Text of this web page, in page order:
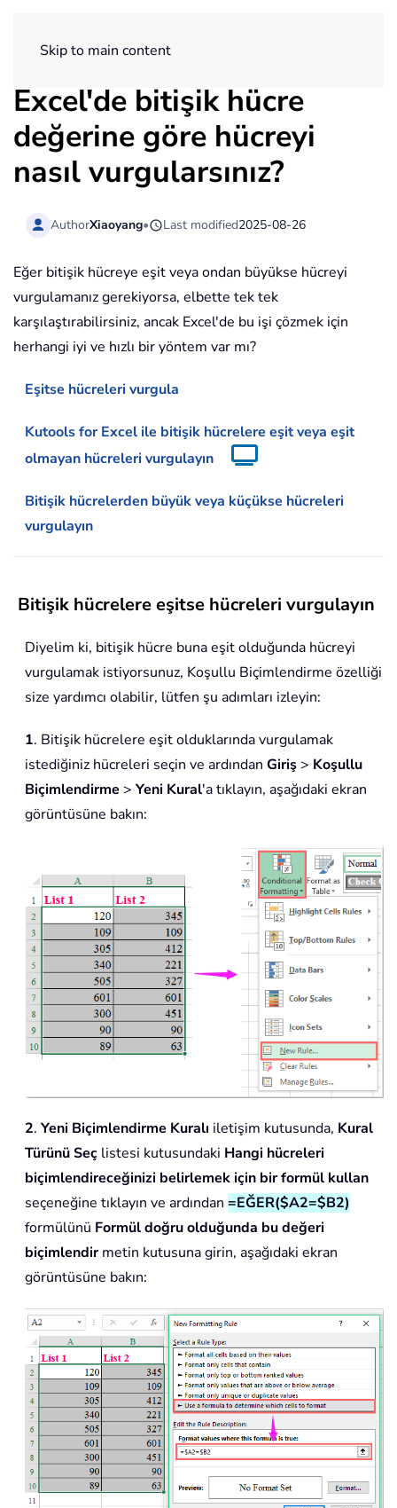
Skip to main content
Excel'de bitişik hücre
değerine göre hücreyi
nasıl vurgularsınız?
AuthorXiaoyang• Last modified2025-08-26
Eğer bitişik hücreye eşit veya ondan büyükse hücreyi
vurgulamanız gerekiyorsa, elbette tek tek
karşılaştırabilirsiniz, ancak Excel'de bu işi çözmek için
herhangi iyi ve hızlı bir yöntem var mı?
Eşitse hücreleri vurgula
Kutools for Excel ile bitişik hücrelere eşit veya eşit
olmayan hücreleri vurgulayın
Bitişik hücrelerden büyük veya küçükse hücreleri
vurgulayın
Bitişik hücrelere eşitse hücreleri vurgulayın
Diyelim ki, bitişik hücre buna eşit olduğunda hücreyi
vurgulamak istiyorsunuz, Koşullu Biçimlendirme özelliği
size yardımcı olabilir, lütfen şu adımları izleyin:
1. Bitişik hücrelere eşit olduklarında vurgulamak
istediğiniz hücreleri seçin ve ardından Giriş > Koşullu
Biçimlendirme > Yeni Kural'a tıklayın, aşağıdaki ekran
görüntüsüne bakın:
2. Yeni Biçimlendirme Kuralı iletişim kutusunda, Kural
Türünü Seç listesi kutusundaki Hangi hücreleri
biçimlendireceğinizi belirlemek için bir formül kullan
seçeneğine tıklayın ve ardından =EĞER($A2=$B2)
formülünü Formül doğru olduğunda bu değeri
biçimlendirmetin kutusuna girin, aşağıdaki ekran
görüntüsüne bakın: